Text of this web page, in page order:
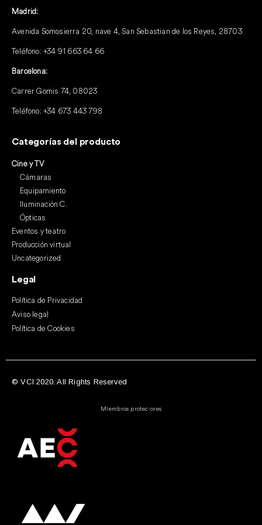
Madrid:
Avenida Somosierra 20, nave 4, San Sebastian de los Reyes, 28703
Teléfono:+34 91 663 64 66
Barcelona:
Carrer Gomis 74, 08023
Teléfono:+34 673 443 798
Categorías del producto
Cine y TV
Cámaras
Equipamiento
Iluminación C.
Ópticas
Eventos y teatro
Producción virtual
Uncategorized
Legal
Política de Privacidad
Aviso legal
Política de Cookies
© VCI 2020. All Rights Reserved
Miembros protectores